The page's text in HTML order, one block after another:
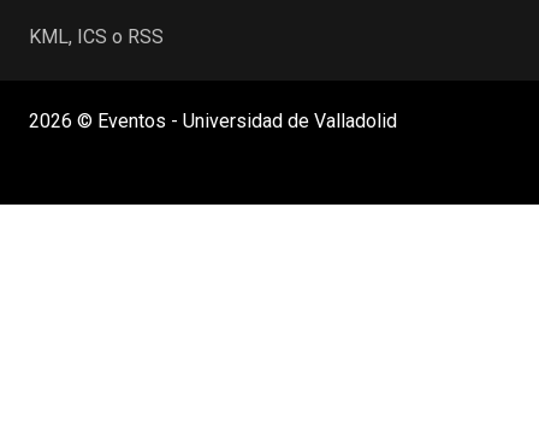
KML, ICS o RSS
2026 © Eventos - Universidad de Valladolid